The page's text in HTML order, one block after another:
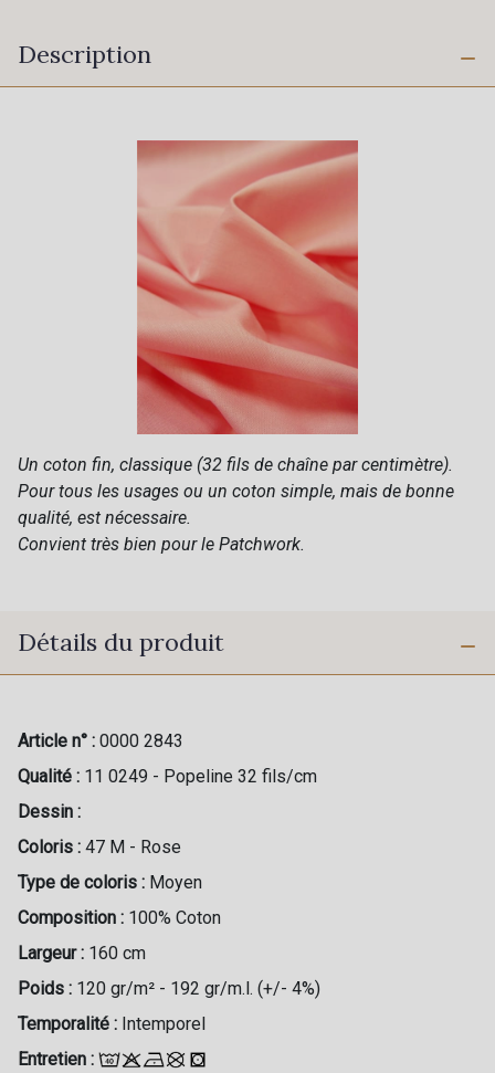
Description
Un coton fin, classique (32 fils de chaîne par centimètre).
Pour tous les usages ou un coton simple, mais de bonne
qualité, est nécessaire.
Convient très bien pour le Patchwork.
Détails du produit
Article n° : 0000 2843
Qualité : 11 0249 - Popeline 32 fils/cm
Dessin :
Coloris : 47 M - Rose
Type de coloris : Moyen
Composition : 100% Coton
Largeur : 160 cm
Poids : 120 gr/m² - 192 gr/m.l. (+/- 4%)
Temporalité : Intemporel
Entretien :